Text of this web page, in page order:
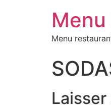
Menu